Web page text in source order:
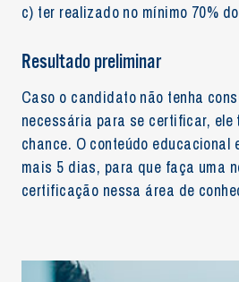
c) ter realizado no mínimo 70%
Resultado preliminar
Caso o candidato não tenha
necessária para se certificar, ele
chance. O conteúdo educacional
mais 5 dias, para que faça uma
certificação nessa área de